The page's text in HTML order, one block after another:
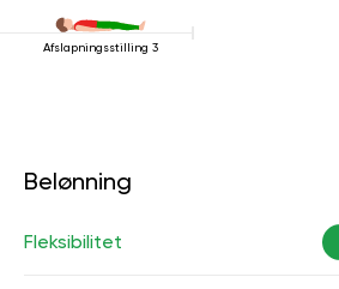
Afslapningsstilling 3
Belønning
Fleksibilitet